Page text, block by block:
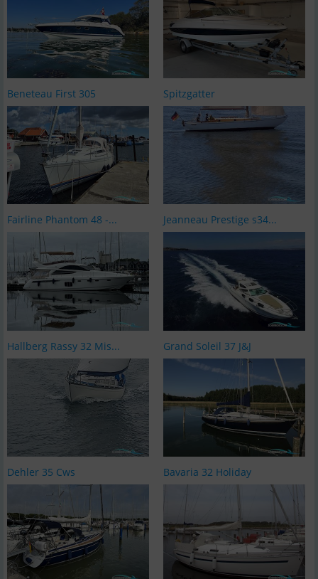
Beneteau First 305 Spitzgatter
Fairline Phantom 48 -... Jeanneau Prestige s34...
Hallberg Rassy 32 Mis... Grand Soleil 37 J&J
Dehler 35 Cws Bavaria 32 Holiday